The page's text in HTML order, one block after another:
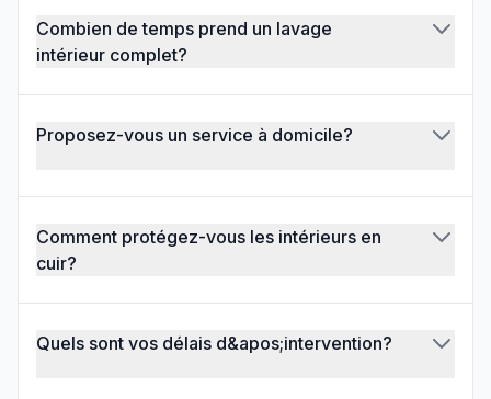
Combien de temps prend un lavage
intérieur complet?
Proposez-vous un service à domicile?
Comment protégez-vous les intérieurs en
cuir?
Quels sont vos délais d&apos;intervention?